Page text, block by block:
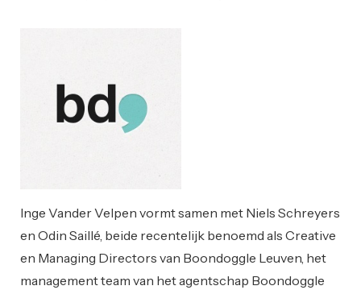
Inge Vander Velpen vormt samen met Niels Schreyers
en Odin Saillé, beide recentelijk benoemd als Creative
en Managing Directors van Boondoggle Leuven, het
management team van het agentschap Boondoggle